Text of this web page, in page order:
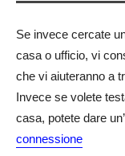
Se invece cercate
casa o ufficio, vi
che vi aiuteranno a
Invece se volete
casa, potete dare
connessione